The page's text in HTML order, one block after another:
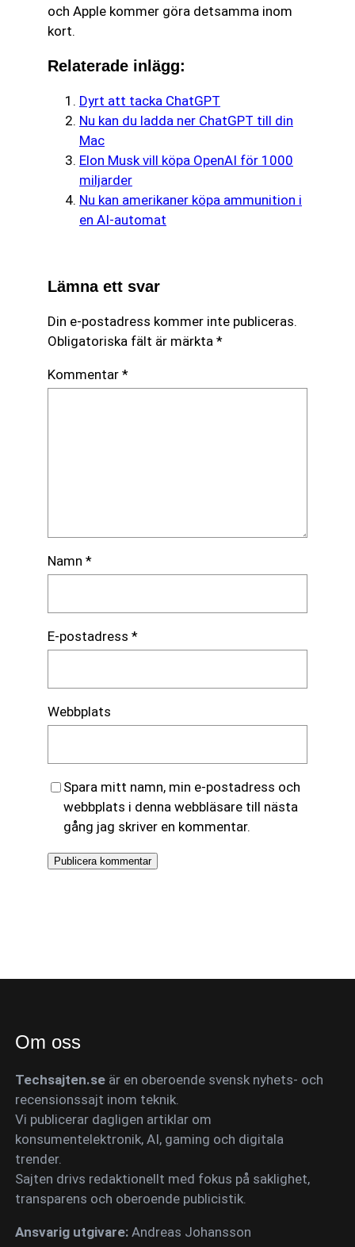
och Apple kommer göra detsamma inom
kort.
Relaterade inlägg:
Dyrt att tacka ChatGPT
Nu kan du ladda ner ChatGPT till din
Mac
Elon Musk vill köpa OpenAI för 1000
miljarder
Nu kan amerikaner köpa ammunition i
en AI-automat
Lämna ett svar
Din e-postadress kommer inte publiceras.
Obligatoriska fält är märkta *
Kommentar *
Namn *
E-postadress *
Webbplats
Spara mitt namn, min e-postadress och
webbplats i denna webbläsare till nästa
gång jag skriver en kommentar.
Om oss
Techsajten.se är en oberoende svensk nyhets- och
recensionssajt inom teknik.
Vi publicerar dagligen artiklar om
konsumentelektronik, AI, gaming och digitala
trender.
Sajten drivs redaktionellt med fokus på saklighet,
transparens och oberoende publicistik.
Ansvarig utgivare: Andreas Johansson